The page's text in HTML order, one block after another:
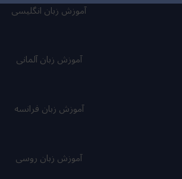
آموزش زبان انگلیسی
آموزش زبان آلمانی
آموزش زبان فرانسه
آموزش زبان روسی